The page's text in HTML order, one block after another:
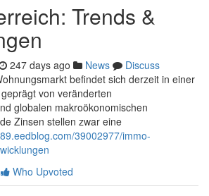
Trends &
247 days ago News
Discuss
befindet sich derzeit in einer
von veränderten
globalen makroökonomischen
Zinsen stellen zwar eine
39002977/immo-
Who Upvoted